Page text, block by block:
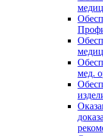
мед.